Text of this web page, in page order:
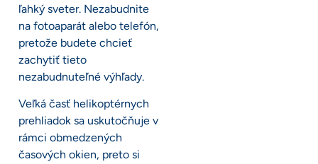
ľahký sveter. Nezabudnite
na fotoaparát alebo telefón,
pretože budete chcieť
zachytiť tieto
nezabudnuteľné výhľady.
Veľká časť helikoptérnych
prehliadok sa uskutočňuje v
rámci obmedzených
časových okien, preto si